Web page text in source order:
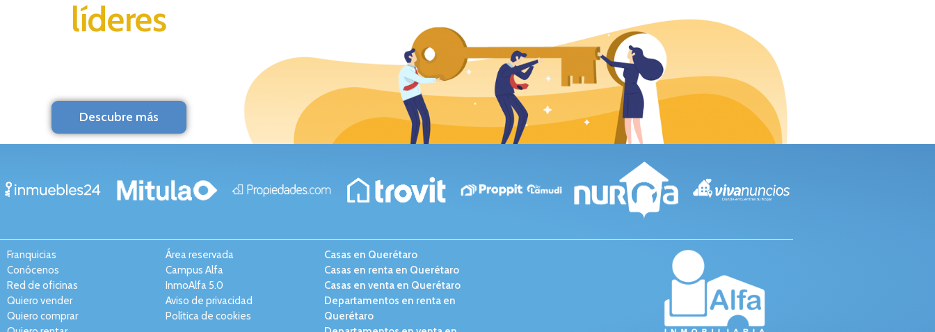
líderes
Descubre más
Franquicias
Conócenos
Red de oficinas
Quiero vender
Quiero comprar
Área reservada
Campus Alfa
InmoAlfa 5.0
Aviso de privacidad
Política de cookies
Casas en Querétaro
Casas en renta en Querétaro
Casas en venta en Querétaro
Departamentos en renta en
Querétaro